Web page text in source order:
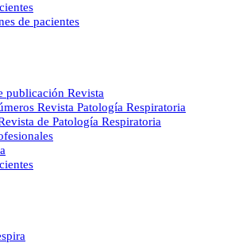
de pacientes
publicación Revista
Revista Patología Respiratoria
de Patología Respiratoria